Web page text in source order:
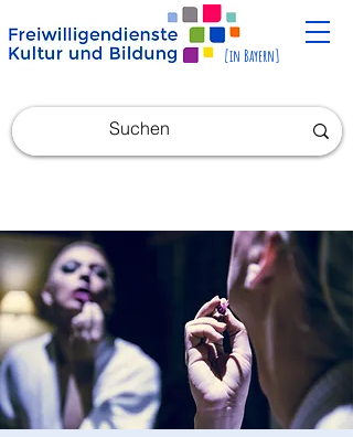
[in Bayern]